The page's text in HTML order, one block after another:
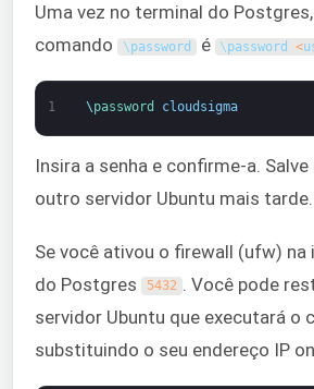
Uma vez no terminal do
comando
\password é \password <
1 \password cloudsigma
Insira a senha e confirme-a.
outro servidor Ubuntu mais
Se você ativou o firewall (ufw)
do Postgres
5432 . Você pode
servidor Ubuntu que executará o
substituindo o seu endereço IP